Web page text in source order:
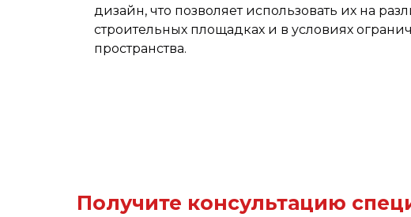
дизайн, что позволяет использовать их на
строительных площадках и в условиях
пространства.
Получите консультацию